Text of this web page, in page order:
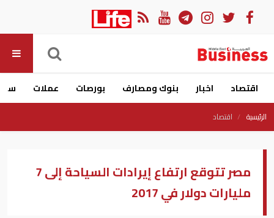
اقتصاد اخبار بنوك ومصارف بورصات عملات
الرئيسية اقتصاد
مصر تتوقع ارتفاع إيرادات السياحة إلى 7
مليارات دولار في 2017